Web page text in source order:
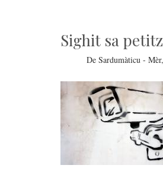
Alan
Turing
asuba
a
50£
Sighit sa
De Sardumàticu -